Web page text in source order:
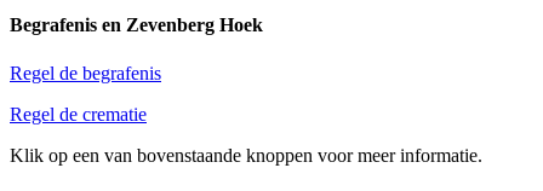
Begrafenis en Zevenberg Hoek
Regel de begrafenis
Regel de crematie
Klik op een van bovenstaande knoppen voor meer informatie.